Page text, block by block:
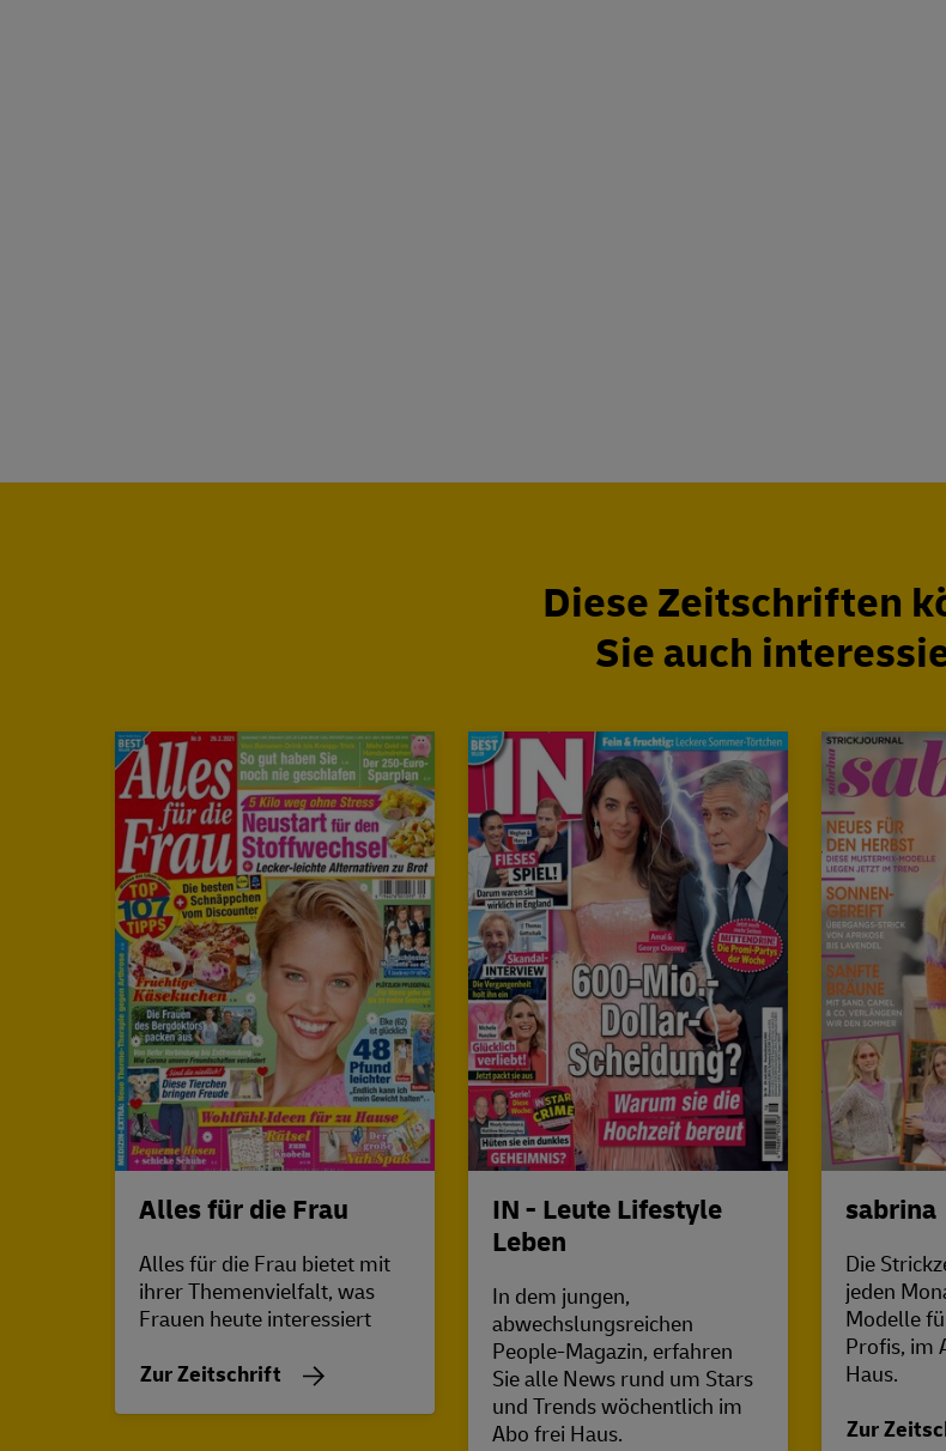
Diese Zeitschriften
Sie auch
Alles für die Frau
Alles für die Frau bietet mit
ihrer Themenvielfalt, was
Frauen heute interessiert
Zur Zeitschrift
IN - Leute Lifestyle
Leben
In dem jungen,
abwechslungsreichen
People-Magazin, erfahren
Sie alle News rund um Stars
und Trends wöchentlich im
Abo frei Haus.
sabrina
Die
jeden
Modelle
Profis, im
Haus.
Zur